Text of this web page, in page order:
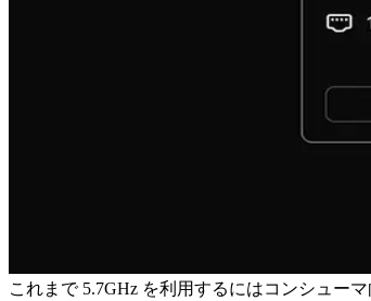
これまで 5.7GHz を利用するにはコンシュー